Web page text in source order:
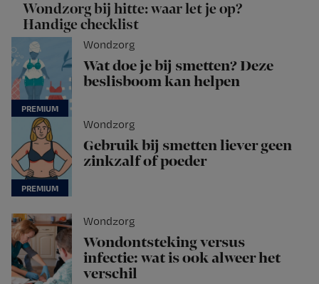
Wondzorg bij hitte: waar let je op?
Handige checklist
Wondzorg
Wat doe je bij smetten? Deze
beslisboom kan helpen
Wondzorg
Gebruik bij smetten liever geen
zinkzalf of poeder
Wondzorg
Wondontsteking versus
infectie: wat is ook alweer het
verschil